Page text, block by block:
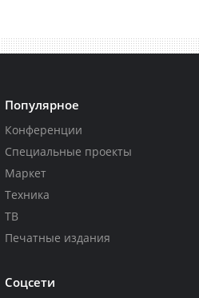
Популярное
Конференции
Специальные проекты
Маркет
Техника
ТВ
Печатные издания
Соцсети